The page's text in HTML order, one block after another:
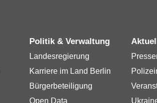
Politik & Verwaltung
Landesregierung
Karriere im Land Berlin
Bürgerbeteiligung
Open Data